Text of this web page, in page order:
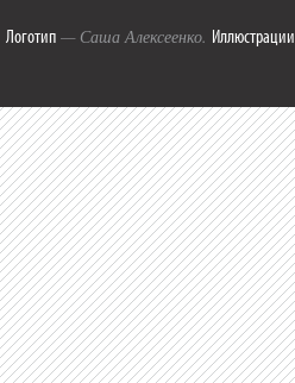
Логотип — Саша Алексеенко. Иллюстрации